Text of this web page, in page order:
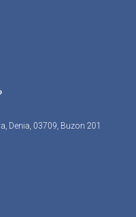
Denia, 03709, Buzon 201